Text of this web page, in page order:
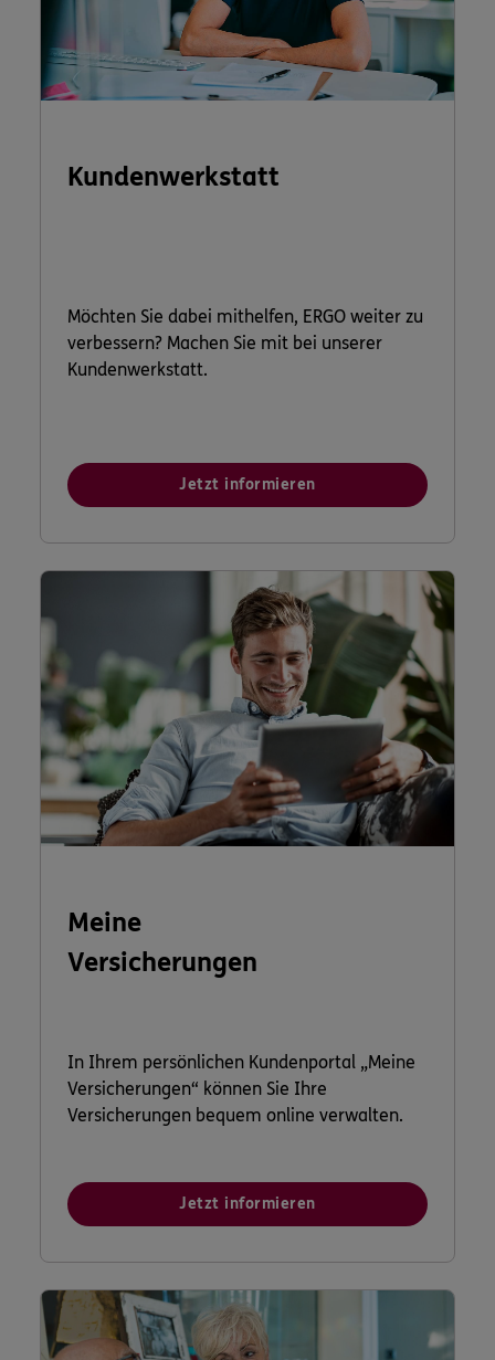
Kundenwerkstatt
Möchten Sie dabei mithelfen, ERGO weiter zu
verbessern? Machen Sie mit bei unserer
Kundenwerkstatt.
Jetzt informieren
Meine
Versicherungen
In Ihrem persönlichen Kundenportal „Meine
Versicherungen“ können Sie Ihre
Versicherungen bequem online verwalten.
Jetzt informieren